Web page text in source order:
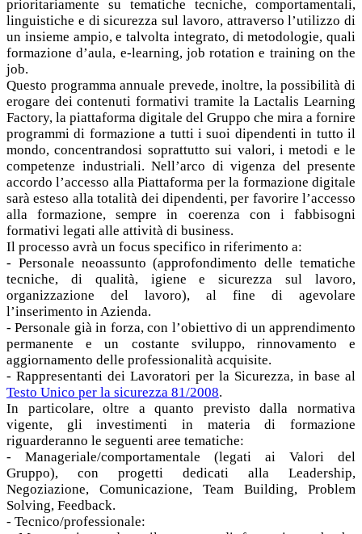
prioritariamente su tematiche tecniche, comportamentali,
linguistiche e di sicurezza sul lavoro, attraverso l’utilizzo di
un insieme ampio, e talvolta integrato, di metodologie, quali
formazione d’aula, e-learning, job rotation e training on the
job.
Questo programma annuale prevede, inoltre, la possibilità di
erogare dei contenuti formativi tramite la Lactalis Learning
Factory, la piattaforma digitale del Gruppo che mira a fornire
programmi di formazione a tutti i suoi dipendenti in tutto il
mondo, concentrandosi soprattutto sui valori, i metodi e le
competenze industriali. Nell’arco di vigenza del presente
accordo l’accesso alla Piattaforma per la formazione digitale
sarà esteso alla totalità dei dipendenti, per favorire l’accesso
alla formazione, sempre in coerenza con i fabbisogni
formativi legati alle attività di business.
Il processo avrà un focus specifico in riferimento a:
- Personale neoassunto (approfondimento delle tematiche
tecniche, di qualità, igiene e sicurezza sul lavoro,
organizzazione del lavoro), al fine di agevolare
l’inserimento in Azienda.
- Personale già in forza, con l’obiettivo di un apprendimento
permanente e un costante sviluppo, rinnovamento e
aggiornamento delle professionalità acquisite.
- Rappresentanti dei Lavoratori per la Sicurezza, in base al
Testo Unico per la sicurezza 81/2008.
In particolare, oltre a quanto previsto dalla normativa
vigente, gli investimenti in materia di formazione
riguarderanno le seguenti aree tematiche:
- Manageriale/comportamentale (legati ai Valori del
Gruppo), con progetti dedicati alla Leadership,
Negoziazione, Comunicazione, Team Building, Problem
Solving, Feedback.
- Tecnico/professionale: